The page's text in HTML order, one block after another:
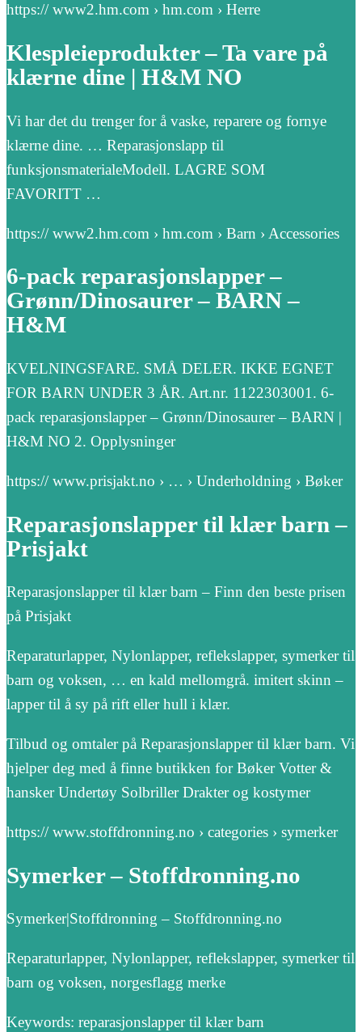
https:// www2.hm.com › hm.com › Herre
Klespleieprodukter – Ta vare på
klærne dine | H&M NO
Vi har det du trenger for å vaske, reparere og fornye
klærne dine. … Reparasjonslapp til
funksjonsmaterialeModell. LAGRE SOM
FAVORITT …
https:// www2.hm.com › hm.com › Barn › Accessories
6-pack reparasjonslapper –
Grønn/Dinosaurer – BARN –
H&M
KVELNINGSFARE. SMÅ DELER. IKKE EGNET
FOR BARN UNDER 3 ÅR. Art.nr. 1122303001. 6-
pack reparasjonslapper – Grønn/Dinosaurer – BARN |
H&M NO 2. Opplysninger
https:// www.prisjakt.no › … › Underholdning › Bøker
Reparasjonslapper til klær barn –
Prisjakt
Reparasjonslapper til klær barn – Finn den beste prisen
på Prisjakt
Reparaturlapper, Nylonlapper, reflekslapper, symerker til
barn og voksen, … en kald mellomgrå. imitert skinn –
lapper til å sy på rift eller hull i klær.
Tilbud og omtaler på Reparasjonslapper til klær barn. Vi
hjelper deg med å finne butikken for Bøker Votter &
hansker Undertøy Solbriller Drakter og kostymer
https:// www.stoffdronning.no › categories › symerker
Symerker – Stoffdronning.no
Symerker|Stoffdronning – Stoffdronning.no
Reparaturlapper, Nylonlapper, reflekslapper, symerker til
barn og voksen, norgesflagg merke
Keywords: reparasjonslapper til klær barn